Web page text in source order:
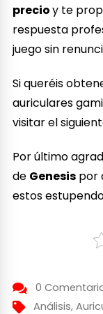
precioy te
respuesta
juego sin
Si queréis
auriculares
visitar el
Por último
de Genesis por
estos
0
Análisis,